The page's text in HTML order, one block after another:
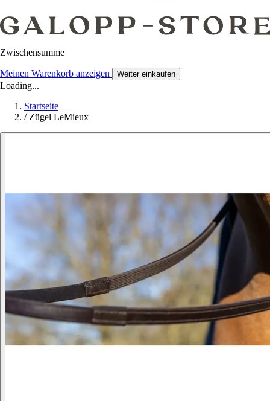
Zwischensumme
Meinen Warenkorb anzeigen Weiter einkaufen
Loading...
Startseite
/ Zügel LeMieux